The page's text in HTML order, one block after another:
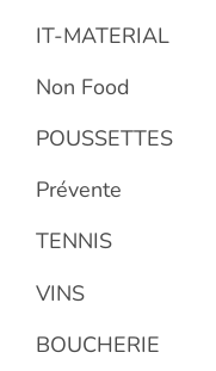
IT-MATERIAL
Non Food
POUSSETTES
Prévente
TENNIS
VINS
BOUCHERIE